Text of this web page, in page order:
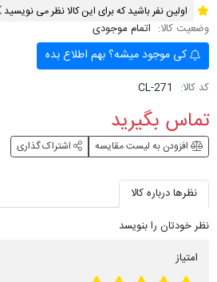
اولین نفر باشید که برای این کالا نظر می نویسید
وضعیت کالا: اتمام موجودی
کی موجود میشه؟ بهم اطلاع بده
کد کالا: CL-271
تماس بگیرید
افزودن به لیست مقایسه اشتراک گذاری
نظرها درباره کالا
نظر خودتان را بنویسد
امتیاز